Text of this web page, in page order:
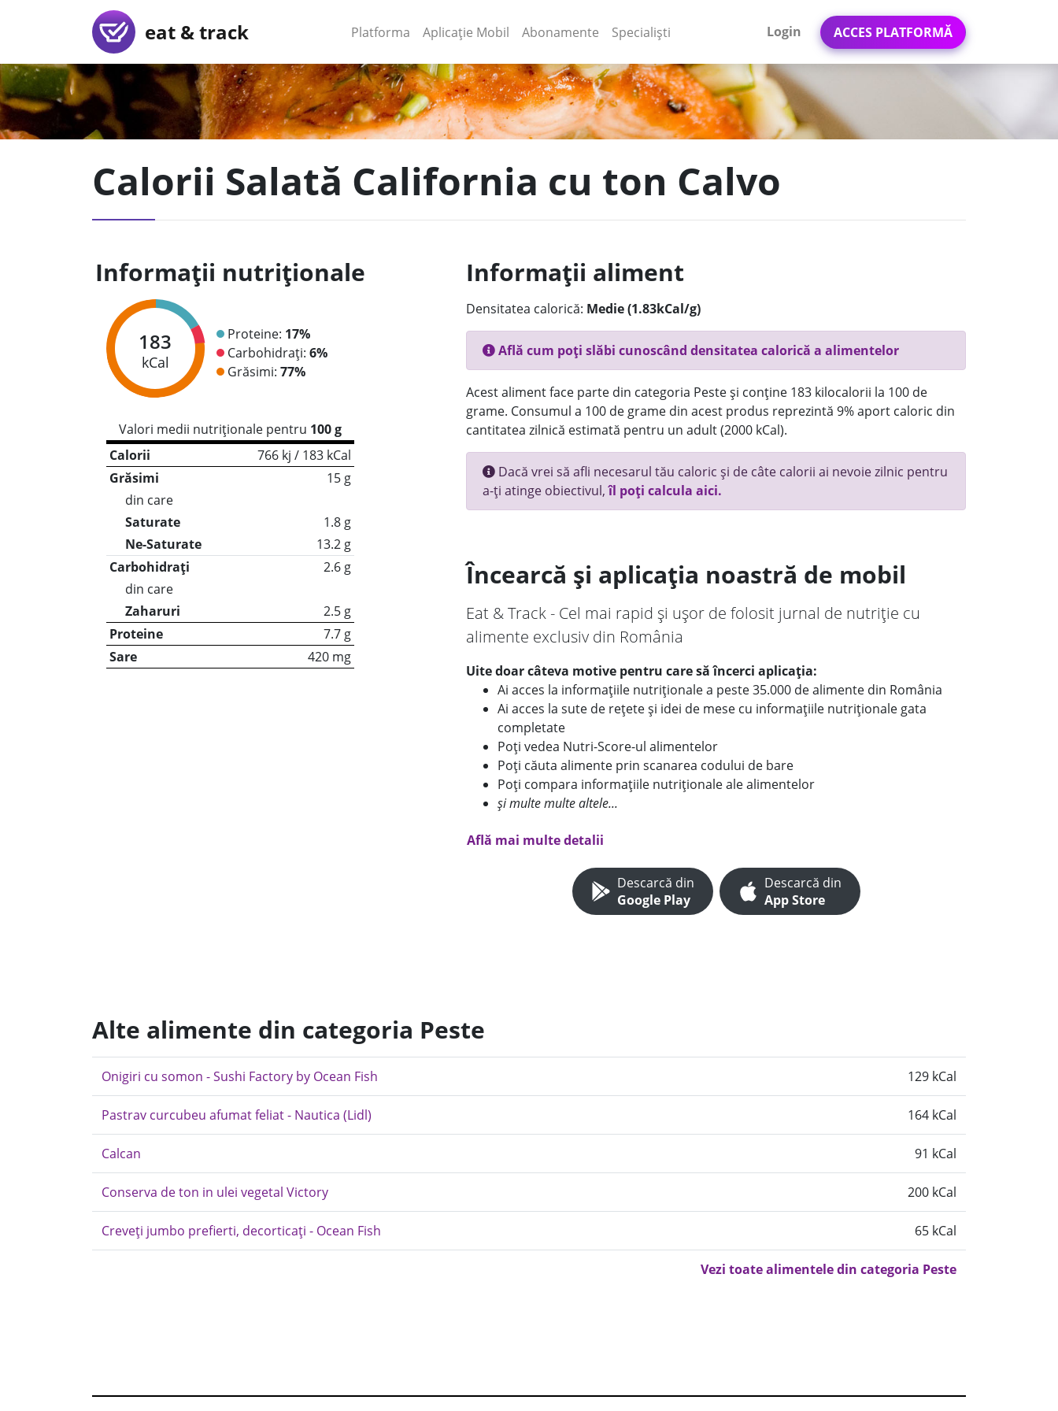
eat & track Platforma (current)
Aplicație Mobil (current)
Abonamente Specialiști Login ACCES PLATFORMĂ
Calorii Salată California cu ton Calvo
Informații nutriționale
183
kCal
Proteine: 17%
Carbohidrați: 6%
Grăsimi: 77%
Valori medii nutriționale pentru 100 g
Calorii
766 kj / 183 kCal
Grăsimi
15 g
din care
Saturate
1.8 g
Ne-Saturate
13.2 g
Carbohidrați
2.6 g
din care
Zaharuri
2.5 g
Proteine
7.7 g
Sare
420 mg
Informații aliment
Densitatea calorică: Medie (1.83kCal/g)
Află cum poți slăbi cunoscând densitatea calorică a alimentelor
Acest aliment face parte din categoria Peste și conține 183 kilocalorii la 100 de
grame. Consumul a 100 de grame din acest produs reprezintă 9% aport caloric din
cantitatea zilnică estimată pentru un adult (2000 kCal).
Dacă vrei să afli necesarul tău caloric și de câte calorii ai nevoie zilnic pentru
a-ți atinge obiectivul,îl poți calcula aici.
Încearcă și aplicația noastră de mobil
Eat & Track - Cel mai rapid și ușor de folosit jurnal de nutriție cu
alimente exclusiv din România
Uite doar câteva motive pentru care să încerci aplicația:
Ai acces la informațiile nutriționale a peste 35.000 de alimente din România
Ai acces la sute de rețete și idei de mese cu informațiile nutriționale gata
completate
Poți vedea Nutri-Score-ul alimentelor
Poți căuta alimente prin scanarea codului de bare
Poți compara informațiile nutriționale ale alimentelor
și multe multe altele...
Află mai multe detalii
Descarcă din
Google Play
Descarcă din
App Store
Alte alimente din categoria Peste
Onigiri cu somon - Sushi Factory by Ocean Fish 129 kCal
Pastrav curcubeu afumat feliat - Nautica (Lidl) 164 kCal
Calcan 91 kCal
Conserva de ton in ulei vegetal Victory 200 kCal
Creveți jumbo prefierti, decorticați - Ocean Fish 65 kCal
Vezi toate alimentele din categoria Peste